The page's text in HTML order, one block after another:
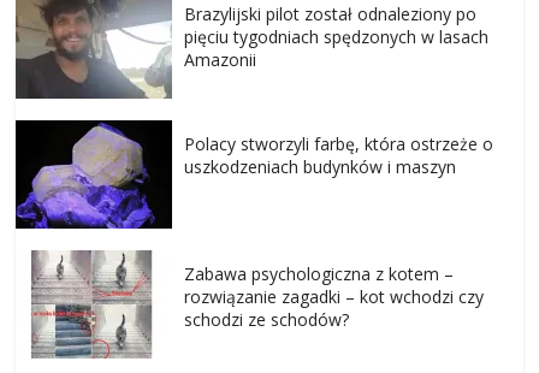
Brazylijski pilot został odnaleziony po
pięciu tygodniach spędzonych w lasach
Amazonii
Polacy stworzyli farbę, która ostrzeże o
uszkodzeniach budynków i maszyn
Zabawa psychologiczna z kotem –
rozwiązanie zagadki – kot wchodzi czy
schodzi ze schodów?